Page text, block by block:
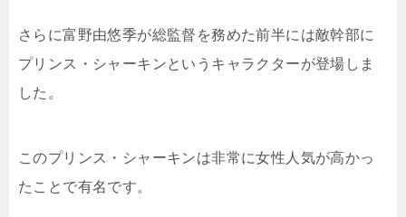
さらに富野由悠季が総監督を務めた前半には敵幹部に
プリンス・シャーキンというキャラクターが登場しま
した。
このプリンス・シャーキンは非常に女性人気が高かっ
たことで有名です。